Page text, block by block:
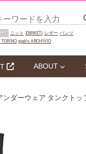
ニット EMMETI レザー パンツ
TORINO giab‘s ARCHIVIO
ABOUT
ダーウェア タンクトッ